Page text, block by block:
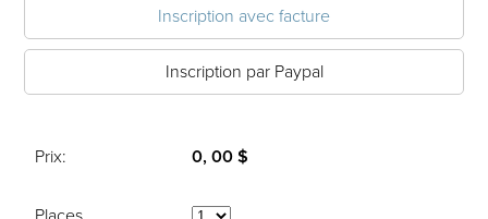
Inscription avec facture
Inscription par Paypal
Prix: 0, 00 $